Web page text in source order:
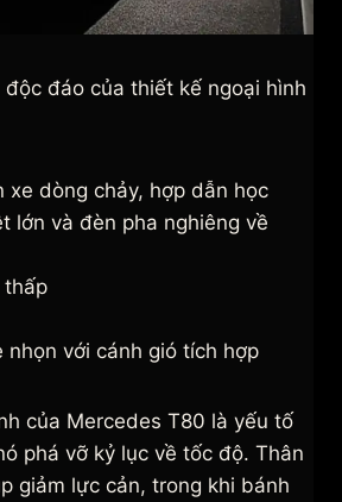
đáo của thiết kế ngoại hình
xe dòng chảy, hợp dẫn học
lớn và đèn pha nghiêng về
thấp
nhọn với cánh gió tích hợp
của Mercedes T80 là yếu tố
phá vỡ kỷ lục về tốc độ. Thân
giảm lực cản, trong khi bánh